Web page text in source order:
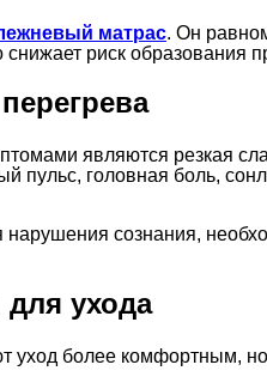
матрас. Он
риск образования
являются резкая
пульс, головная боль,
нарушения сознания,
ухода
уход более комфортным,